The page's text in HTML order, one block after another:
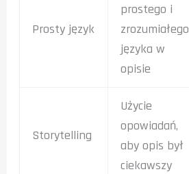
Prosty język
prostego i
zrozumiałego
języka w
opisie
Storytelling
Użycie
opowiadań,
aby opis był
ciekawszy